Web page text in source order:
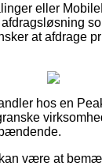
eller
at afdrage
hos en
være at